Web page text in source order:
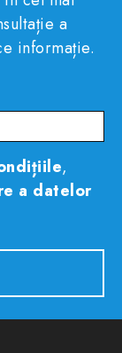
a
informație.
,
a datelor